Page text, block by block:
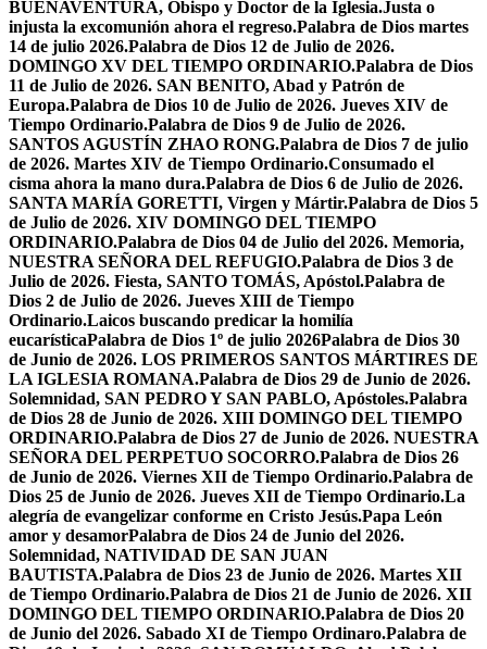
BUENAVENTURA, Obispo y Doctor de la Iglesia.Justa o
injusta la excomunión ahora el regreso.Palabra de Dios martes
14 de julio 2026.Palabra de Dios 12 de Julio de 2026.
DOMINGO XV DEL TIEMPO ORDINARIO.Palabra de Dios
11 de Julio de 2026. SAN BENITO, Abad y Patrón de
Europa.Palabra de Dios 10 de Julio de 2026. Jueves XIV de
Tiempo Ordinario.Palabra de Dios 9 de Julio de 2026.
SANTOS AGUSTÍN ZHAO RONG.Palabra de Dios 7 de julio
de 2026. Martes XIV de Tiempo Ordinario.Consumado el
cisma ahora la mano dura.Palabra de Dios 6 de Julio de 2026.
SANTA MARÍA GORETTI, Virgen y Mártir.Palabra de Dios 5
de Julio de 2026. XIV DOMINGO DEL TIEMPO
ORDINARIO.Palabra de Dios 04 de Julio del 2026. Memoria,
NUESTRA SEÑORA DEL REFUGIO.Palabra de Dios 3 de
Julio de 2026. Fiesta, SANTO TOMÁS, Apóstol.Palabra de
Dios 2 de Julio de 2026. Jueves XIII de Tiempo
Ordinario.Laicos buscando predicar la homilía
eucarísticaPalabra de Dios 1º de julio 2026Palabra de Dios 30
de Junio de 2026. LOS PRIMEROS SANTOS MÁRTIRES DE
LA IGLESIA ROMANA.Palabra de Dios 29 de Junio de 2026.
Solemnidad, SAN PEDRO Y SAN PABLO, Apóstoles.Palabra
de Dios 28 de Junio de 2026. XIII DOMINGO DEL TIEMPO
ORDINARIO.Palabra de Dios 27 de Junio de 2026. NUESTRA
SEÑORA DEL PERPETUO SOCORRO.Palabra de Dios 26
de Junio de 2026. Viernes XII de Tiempo Ordinario.Palabra de
Dios 25 de Junio de 2026. Jueves XII de Tiempo Ordinario.La
alegría de evangelizar conforme en Cristo Jesús.Papa León
amor y desamorPalabra de Dios 24 de Junio del 2026.
Solemnidad, NATIVIDAD DE SAN JUAN
BAUTISTA.Palabra de Dios 23 de Junio de 2026. Martes XII
de Tiempo Ordinario.Palabra de Dios 21 de Junio de 2026. XII
DOMINGO DEL TIEMPO ORDINARIO.Palabra de Dios 20
de Junio del 2026. Sabado XI de Tiempo Ordinaro.Palabra de